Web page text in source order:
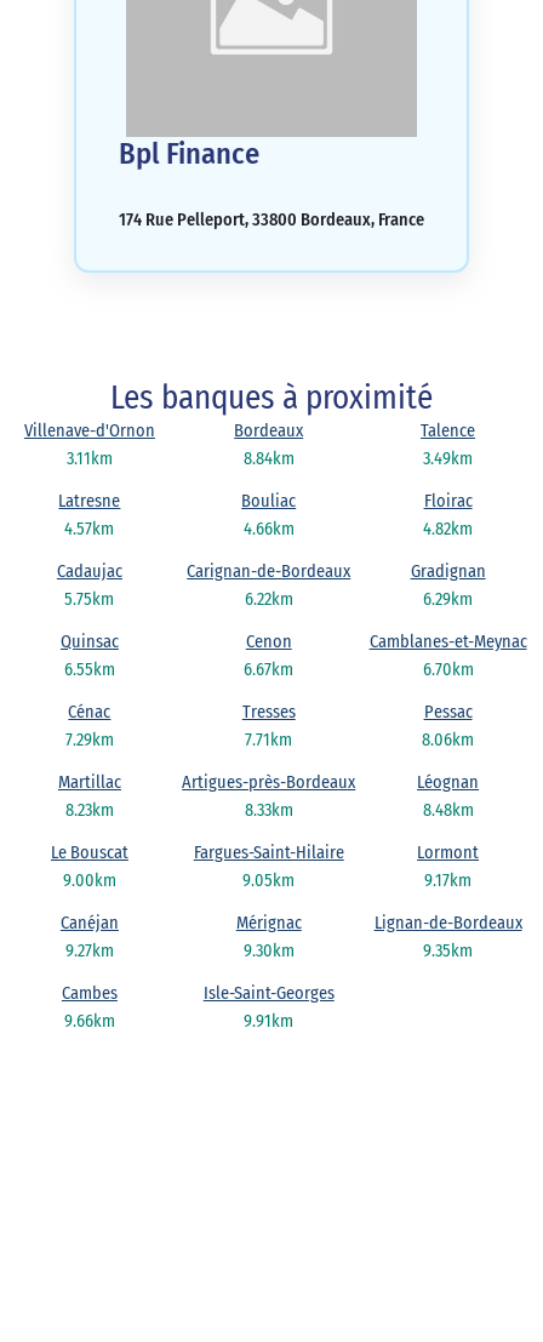
Bpl Finance
174 Rue Pelleport, 33800 Bordeaux, France
Les banques à proximité
3.11km
Villenave-d'Ornon
8.84km
Bordeaux
3.49km
Talence
4.57km
Latresne
4.66km
Bouliac
4.82km
Floirac
5.75km
Cadaujac
6.22km
Carignan-de-Bordeaux
6.29km
Gradignan
6.55km
Quinsac
6.67km
Cenon
6.70km
Camblanes-et-Meynac
7.29km
Cénac
7.71km
Tresses
8.06km
Pessac
8.23km
Martillac
8.33km
Artigues-près-Bordeaux
8.48km
Léognan
9.00km
Le Bouscat
9.05km
Fargues-Saint-Hilaire
9.17km
Lormont
9.27km
Canéjan
9.30km
Mérignac
9.35km
Lignan-de-Bordeaux
9.66km
Cambes
9.91km
Isle-Saint-Georges